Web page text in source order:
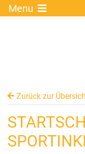
Menu
Zurück zur